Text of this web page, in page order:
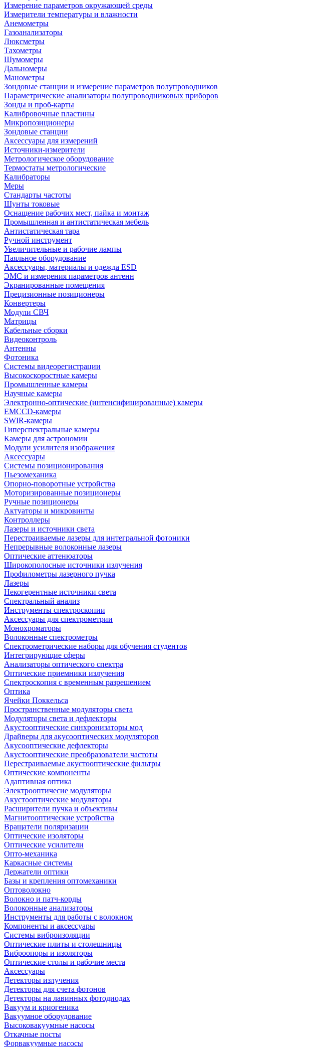
Измерение параметров окружающей среды
Измерители температуры и влажности
Анемометры
Газоанализаторы
Люксметры
Тахометры
Шумомеры
Дальномеры
Манометры
Зондовые станции и измерение параметров полупроводников
Параметрические анализаторы полупроводниковых приборов
Зонды и проб-карты
Калибровочные пластины
Микропозиционеры
Зондовые станции
Аксессуары для измерений
Источники-измерители
Метрологическое оборудование
Термостаты метрологические
Калибраторы
Меры
Стандарты частоты
Шунты токовые
Оснащение рабочих мест, пайка и монтаж
Промышленная и антистатическая мебель
Антистатическая тара
Ручной инструмент
Увеличительные и рабочие лампы
Паяльное оборудование
Аксессуары, материалы и одежда ESD
ЭМС и измерения параметров антенн
Экранированные помещения
Прецизионные позиционеры
Конвертеры
Модули СВЧ
Матрицы
Кабельные сборки
Видеоконтроль
Антенны
Фотоника
Cистемы видеорегистрации
Высокоскоростные камеры
Промышленные камеры
Научные камеры
Электронно-оптические (интенсифицированные) камеры
EMCCD-камеры
SWIR-камеры
Гиперспектральные камеры
Камеры для астрономии
Модули усилителя изображения
Аксессуары
Системы позиционирования
Пьезомеханика
Опорно-поворотные устройства
Моторизированные позиционеры
Ручные позиционеры
Актуаторы и микровинты
Контроллеры
Лазеры и источники света
Перестраиваемые лазеры для интегральной фотоники
Непрерывные волоконные лазеры
Оптические аттенюаторы
Широкополосные источники излучения
Профилометры лазерного пучка
Лазеры
Некогерентные источники света
Спектральный анализ
Инструменты спектроскопии
Аксессуары для спектрометрии
Монохроматоры
Волоконные спектрометры
Спектрометрические наборы для обучения студентов
Интегрирующие сферы
Анализаторы оптического спектра
Оптические приемники излучения
Спектроскопия с временным разрешением
Оптика
Ячейки Поккельса
Пространственные модуляторы света
Модуляторы света и дефлекторы
Акустооптические синхронизаторы мод
Драйверы для акусооптических модуляторов
Акусооптические дефлекторы
Акустооптические преобразователи частоты
Перестраиваемые акустооптические фильтры
Оптические компоненты
Адаптивная оптика
Электрооптичесие модуляторы
Акустооптические модуляторы
Расширители пучка и объективы
Магнитооптические устройства
Вращатели поляризации
Оптические изоляторы
Оптические усилители
Опто-механика
Каркасные системы
Держатели оптики
Базы и крепления оптомеханики
Оптоволокно
Волокно и патч-корды
Волоконные анализаторы
Инструменты для работы с волокном
Компоненты и аксессуары
Системы виброизоляции
Оптические плиты и столешницы
Виброопоры и изоляторы
Оптические столы и рабочие места
Аксессуары
Детекторы излучения
Детекторы для счета фотонов
Детекторы на лавинных фотодиодах
Вакуум и криогеника
Вакуумное оборудование
Высоковакуумные насосы
Откачные посты
Форвакуумные насосы